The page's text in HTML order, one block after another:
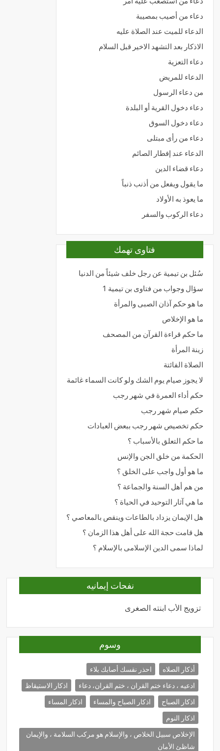
دعاء من أصيب بمصيبة
الدعاء للميت عند الصلاة عليه
الاذكار بعد التشهد الاخير قبل السلام
دعاء التعزية
الدعاء للمريض
من دعاء الرسول
دعاء دخول القرية أو البلدة
دعاء دخول السوق
دعاء من رأى مبتلى
الدعاء عند إفطار الصائم
دعاء قضاء الدين
ما يقول ويفعل من أذنب ذنباً
ما يعوذ به الأولاد
دعاء الركوب والسفر
فتاوى تهمك
سُئل بن تيمية عن رجل خلف شيئاً من الدنيا
سؤال وجواب من فتاوى بن تيمية 1
ما هو حكم آذان الصبى والمرأة
ما هو الإخلاص
ما حكم قراءة القرآن من المصحف
زينة المرأة
الصلاة الفائتة
لا يجوز صيام يوم الشك ولو كانت السماء غائمة
حكم أداء العمرة في شهر رجب
حكم صيام شهر رجب
حكم تخصيص شهر رجب ببعض العبادات
ما حكم التعلق بالأسباب ؟
الحكمة من خلق الجن والإنس
ما هو أول واجب على الخلق ؟
من هم أهل السنة والجماعة ؟
ما هي آثار التوحيد في الحياة ؟
هل الإيمان يزداد بالطاعات وينقص بالمعاصي ؟
هل قامت حجة الله على أهل هذا الزمان ؟
لماذا سمى الدين الإسلامى بالإسلام ؟
نفحات إيمانيه
تزويج الأب ابنته الصغرى
وسوم
أذكار الصلاه
احذر نقسك أصابك بلاء
ادعيه ، دعاء ختم القران ، ختم القران، دعاء
اذكار الاستيقاظ
اذكار الصباح
اذكار الصباح والمساء
اذكار المساء
اذكار النوم
الإخلاص سبيل الخلاص ، والإسلام هو مركب السلامة ، والإيمان
شاظئ الأمان